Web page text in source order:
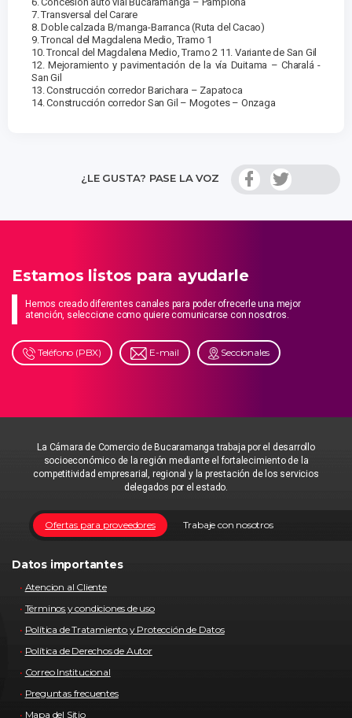
7. Transversal del Carare
8. Doble calzada B/manga-Barranca (Ruta del Cacao)
9. Troncal del Magdalena Medio, Tramo 1
10. Troncal del Magdalena Medio, Tramo 2 11. Variante de San Gil
12. Mejoramiento y pavimentación de la vía Duitama – Charalá -
San Gil
13. Construcción corredor Barichara – Zapatoca
14. Construcción corredor San Gil – Mogotes – Onzaga
¿LE GUSTA? PASE LA VOZ
Estamos listos para ayudarle
Hemos creado diferentes canales para poder ofrecerle una mejor
atención, seleccione como quiere comunicarse con nosotros.
Teléfono (PBX) E-mail Seccionales
La Cámara de Comercio de Bucaramanga trabaja por el desarrollo
socioeconómico de la región mediante el fortalecimiento de la
competitividad empresarial, regional y la prestación de los servicios
delegados por el estado.
Trabaje con nosotros
Ofertas para proveedores
Datos importantes
Atencion al Cliente
Términos y condiciones de uso
Política de Tratamiento y Protección de Datos
Política de Derechos de Autor
Correo Institucional
Preguntas frecuentes
Mapa del Sitio